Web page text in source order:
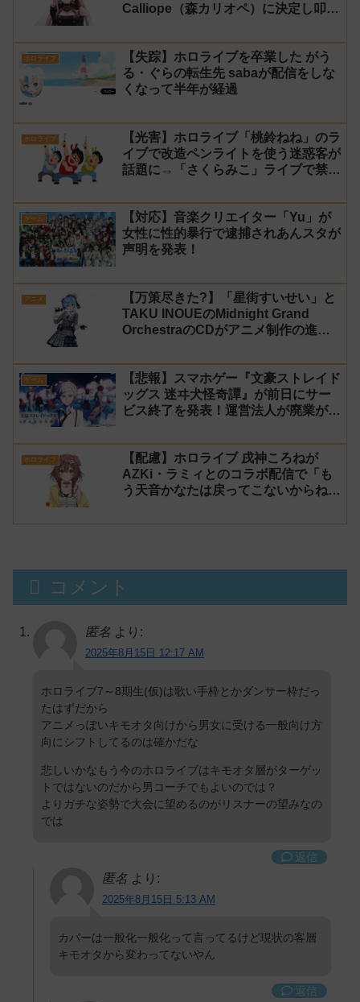
Calliope（森カリオペ）に決定し叩か
ホロライブ
【失踪】ホロライブを卒業した がう
る・ぐらの転生先 sabaが配信をしな
くなって半年が経過
ホロライブ
【光害】ホロライブ「桃鈴ねね」のラ
イブで改造ペンライトを使う迷惑客が
話題に→「さくらみこ」ライブで禁止
ゲーム
【対応】音楽クリエイター「Yu」が
女性に性的暴行で逮捕されあんスタが
声明を発表！
アニメ
【万策尽きた?】「星街すいせい」と
TAKU INOUEのMidnight Grand
OrchestraのCDがアニメ制作の進行
ゲーム
【悲報】スマホゲー『文豪ストレイド
ッグス 迷ヰ犬怪奇譚』が前日にサー
ビス終了を発表！運営法人が廃業が原
ホロライブ
【配慮】ホロライブ 戌神ころねが
AZKi・ラミィとのコラボ配信で「も
う天音かなたは戻ってこないからね」
コメント
匿名 より:
2025年8月15日 12:17 AM
ホロライブ7～8期生(仮)は歌い手枠とかダンサー枠だっ
たはずだから
アニメっぽいキモオタ向けから男女に受ける一般向け方
向にシフトしてるのは確かだな
悲しいかなもう今のホロライブはキモオタ層がターゲッ
トではないのだから男コーチでもよいのでは？
よりガチな姿勢で大会に望めるのがリスナーの望みなの
では
返信
匿名 より:
2025年8月15日 5:13 AM
カバーは一般化一般化って言ってるけど現状の客層
キモオタから変わってないやん
返信